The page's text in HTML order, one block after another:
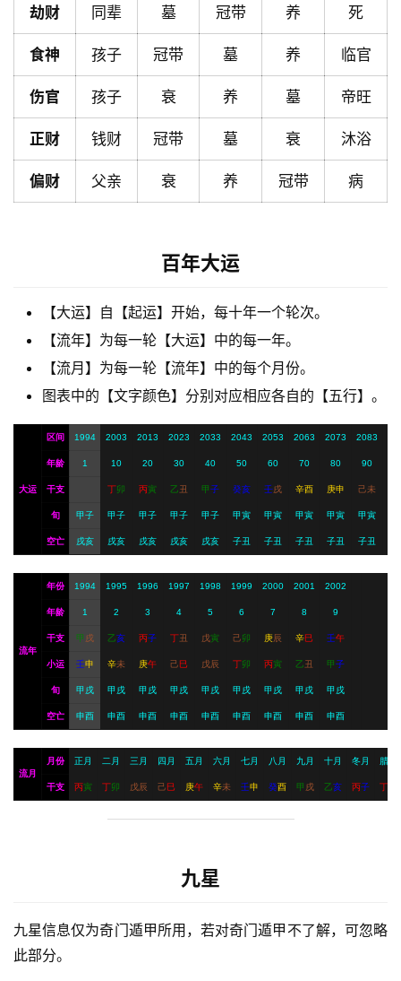
黄
占
卜
命
梦
A
劫财 同辈 墓 冠带 养 死
食神 孩子 冠带 墓 养 临官
伤官 孩子 衰 养 墓 帝旺
正财 钱财 冠带 墓 衰 沐浴
偏财 父亲 衰 养 冠带 病
百年大运
【大运】自【起运】开始，每十年一个轮次。
【流年】为每一轮【大运】中的每一年。
【流月】为每一轮【流年】中的每个月份。
图表中的【文字颜色】分别对应相应各自的【五行】。
大运
区间 1994 2003 2013 2023 2033 2043 2053 2063 2073 2083
年龄 1 10 20 30 40 50 60 70 80 90
干支 丁卯 丙寅 乙丑 甲子 癸亥 壬戌 辛酉 庚申 己未
旬 甲子 甲子 甲子 甲子 甲子 甲寅 甲寅 甲寅 甲寅 甲寅
空亡 戌亥 戌亥 戌亥 戌亥 戌亥 子丑 子丑 子丑 子丑 子丑
流年
年份 1994 1995 1996 1997 1998 1999 2000 2001 2002
年龄 1 2 3 4 5 6 7 8 9
干支 甲 戌 乙亥 丙子 丁丑 戊寅 己卯 庚辰 辛巳 壬午
小运 壬申 辛未 庚午 己巳 戊辰 丁卯 丙寅 乙丑 甲子
旬 甲戌 甲戌 甲戌 甲戌 甲戌 甲戌 甲戌 甲戌 甲戌
空亡 申酉 申酉 申酉 申酉 申酉 申酉 申酉 申酉 申酉
流月
月份 正月 二月 三月 四月 五月 六月 七月 八月 九月 十月 冬月 腊月
干支 丙寅 丁卯 戊辰 己巳 庚午 辛未 壬申 癸酉 甲 戌 乙亥 丙子 丁
九星
九星信息仅为奇门遁甲所用，若对奇门遁甲不了解，可忽略
此部分。